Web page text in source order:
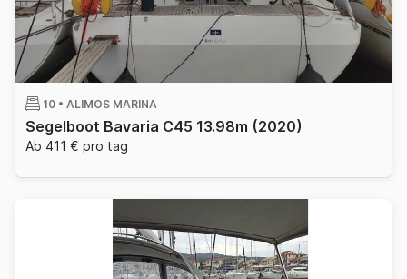
10 • ALIMOS MARINA
Segelboot Bavaria C45 13.98m (2020)
Ab 411 € pro tag